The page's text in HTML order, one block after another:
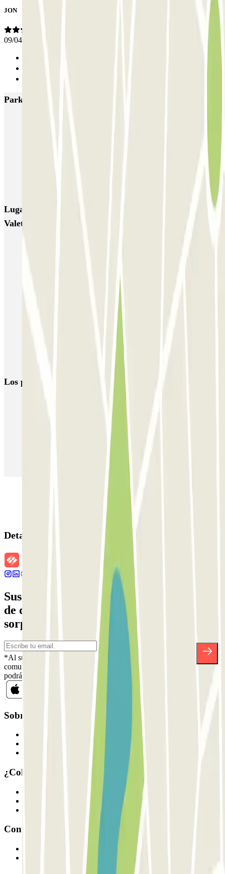
JON
09/04/2024
Parkings más valorados en Madrid
Lugares y eventos interesantes cerca de Aparcamadrid
Valet - Ave Atocha
Parkings cerca del CaixaForum Madrid
Parking Museo Reina Sofia de Madrid | 70% DESCUENTO |
Parkings cerca del Metro de Menéndez Pelayo
Parking Museo del Prado | Reservar online | Parclick
Los parkings más reservados
Parking en Barcelona
Parking en Aeropuerto Barcelona
Parking en Aeropuerto Madrid Barajas
Parking en Sants - Estación de Barcelona
Detalles de la reserva
Suscríbete a nuestra newsletter y entérate
de descuentos, sorteos y otras muchas
sorpresas.
*Al suscribirte aceptas nuestra Política de Privacidad para recibir
comunicaciones comerciales de Parclick. Sin ningún compromiso,
podrás darte de baja cuando quieras en la misma newsletter.
Sobre Parclick
¿Colaboramos?
Proveedor de parking
Contacto